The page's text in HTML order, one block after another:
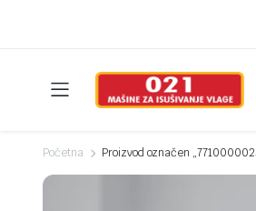
Početna Proizvod označen